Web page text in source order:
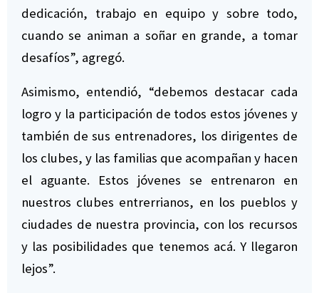
dedicación, trabajo en equipo y sobre todo,
cuando se animan a soñar en grande, a tomar
desafíos”, agregó.
Asimismo, entendió, “debemos destacar cada
logro y la participación de todos estos jóvenes y
también de sus entrenadores, los dirigentes de
los clubes, y las familias que acompañan y hacen
el aguante. Estos jóvenes se entrenaron en
nuestros clubes entrerrianos, en los pueblos y
ciudades de nuestra provincia, con los recursos
y las posibilidades que tenemos acá. Y llegaron
lejos”.